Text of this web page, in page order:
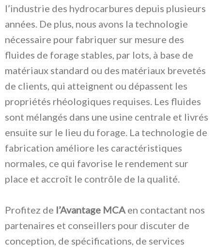
l’industrie des hydrocarbures depuis plusieurs
années. De plus, nous avons la technologie
nécessaire pour fabriquer sur mesure des
fluides de forage stables, par lots, à base de
matériaux standard ou des matériaux brevetés
de clients, qui atteignent ou dépassent les
propriétés rhéologiques requises. Les fluides
sont mélangés dans une usine centrale et livrés
ensuite sur le lieu du forage. La technologie de
fabrication améliore les caractéristiques
normales, ce qui favorise le rendement sur
place et accroît le contrôle de la qualité.
Profitez de l’Avantage MCA en contactant nos
partenaires et conseillers pour discuter de
conception, de spécifications, de services